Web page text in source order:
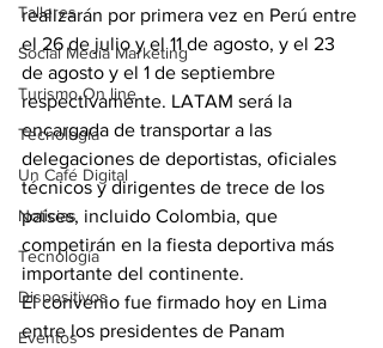
Talleres
Social Media Marketing
Turismo On line
Tecnología
Un Café Digital
Noticias
Tecnología
Dispositivos
Eventos
realizarán por primera vez en Perú entre
el 26 de julio y el 11 de agosto, y el 23
de agosto y el 1 de septiembre
respectivamente. LATAM será la
encargada de transportar a las
delegaciones de deportistas, oficiales
técnicos y dirigentes de trece de los
países, incluido Colombia, que
competirán en la fiesta deportiva más
importante del continente.
El convenio fue firmado hoy en Lima
entre los presidentes de Panam